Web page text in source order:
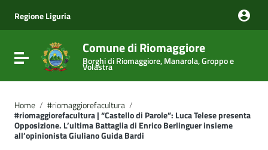
Vai al menu di navigazione
Vai al footer
Regione Liguria
Attiva / disattiva la navigazione
Comune di Riomaggiore
Borghi di Riomaggiore, Manarola, Groppo e
Volastra
Home / #riomaggiorefacultura /
#riomaggiorefacultura | “Castello di Parole”: Luca Telese presenta
Opposizione. L’ultima Battaglia di Enrico Berlinguer insieme
all’opinionista Giuliano Guida Bardi